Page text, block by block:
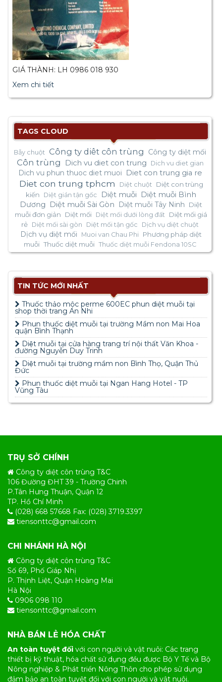
GIÁ THÀNH: LH 0986 018 930
Xem chi tiết
TAGS CLOUD
Bẫy chuột Công ty diêt côn trùng Công ty diệt mối
Côn trùng Dich vu diet con trung Dich vu diet gian
Dich vu phun thuoc diet muoi Diet con trung gia re
Diet con trung tphcm Diệt chuột
Diệt con trùng
kiến
Diệt gián tận gốc Diệt muỗi
Diệt muỗi Bình
Dương
Diệt muỗi Sài Gòn Diệt muỗi Tây Ninh
Diệt
muỗi đơn giản
Diệt mối Diệt mối dưới lòng đất
Diệt mối giá
rẻ Diệt mối sài gòn Diệt mối tận gốc Dịch vụ diệt chuột
Dịch vụ diệt mối Muoi van Chau Phi
Phương pháp diệt
muỗi Thuốc diệt muỗi Thuốc diệt muỗi Fendona 10SC
TIN TỨC MỚI NHẤT
Thuốc thảo mộc perme 600EC phun diệt muỗi tại
shop thời trang An Nhi
Phun thuốc diệt muỗi tại trường Mầm non Mai Hoa
quận Bình Thạnh
Diệt muỗi tại cửa hàng trang trí nội thất Văn Khoa -
đường Nguyễn Duy Trinh
Diệt muỗi tại trường mầm non Bình Thọ, Quận Thủ
Đức
Phun thuốc diệt muỗi tại Ngan Hang Hotel - TP
Vũng Tàu
TRỤ SỞ CHÍNH
Công ty diệt côn trùng T&C
106 Đường ĐHT 39 - Trường Chinh
P.Tân Hưng Thuận, Quận 12
TP. Hồ Chí Minh
(028) 668 57668 Fax: (028) 3719.3397
tiensonttc@gmail.com
CHI NHÁNH HÀ NỘI
Công ty diệt côn trùng T&C
Số 69, Phố Giáp Nhị
P. Thịnh Liệt, Quận Hoàng Mai
Hà Nội
0906 098 110
tiensonttc@gmail.com
NHÀ BÁN LẺ HÓA CHẤT
An toàn tuyệt đối với con người và vật nuôi: Các trang
thiết bị kỹ thuật, hóa chất sử dụng đều được Bộ Y Tế và Bộ
Nông nghiệp & Phát triển Nông Thôn cho phép sử dụng
đảm bảo an toàn tuyệt đối với con người và vật nuôi.